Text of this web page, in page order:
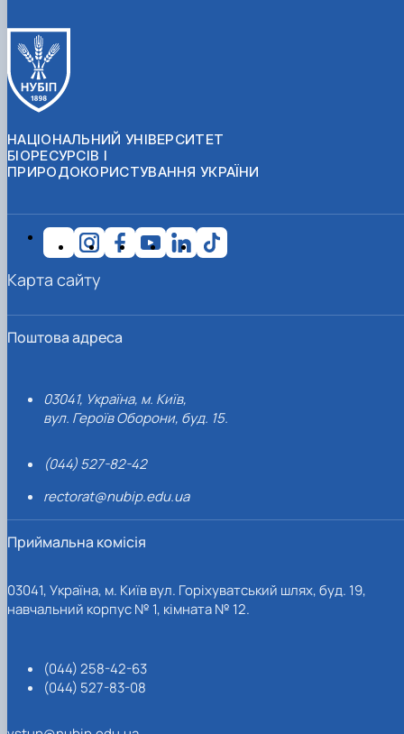
НАЦІОНАЛЬНИЙ УНІВЕРСИТЕТ
БІОРЕСУРСІВ І
ПРИРОДОКОРИСТУВАННЯ УКРАЇНИ
Поштова адреса
03041, Україна, м. Київ,
вул. Героїв Оборони, буд. 15.
(044) 527-82-42
rectorat@nubip.edu.ua
Приймальна комісія
03041, Україна, м. Київ вул. Горіхуватський шлях, буд. 19,
навчальний корпус № 1, кімната № 12.
(044) 258-42-63
(044) 527-83-08
Карта сайту